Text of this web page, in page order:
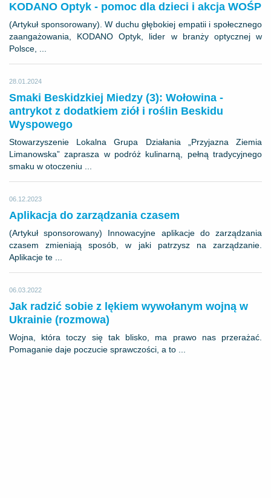
KODANO Optyk - pomoc dla dzieci i akcja WOŚP
(Artykuł sponsorowany). W duchu głębokiej empatii i społecznego
zaangażowania, KODANO Optyk, lider w branży optycznej w
Polsce, ...
28.01.2024
Smaki Beskidzkiej Miedzy (3): Wołowina -
antrykot z dodatkiem ziół i roślin Beskidu
Wyspowego
Stowarzyszenie Lokalna Grupa Działania „Przyjazna Ziemia
Limanowska” zaprasza w podróż kulinarną, pełną tradycyjnego
smaku w otoczeniu ...
06.12.2023
Aplikacja do zarządzania czasem
(Artykuł sponsorowany) Innowacyjne aplikacje do zarządzania
czasem zmieniają sposób, w jaki patrzysz na zarządzanie.
Aplikacje te ...
06.03.2022
Jak radzić sobie z lękiem wywołanym wojną w
Ukrainie (rozmowa)
Wojna, która toczy się tak blisko, ma prawo nas przerażać.
Pomaganie daje poczucie sprawczości, a to ...